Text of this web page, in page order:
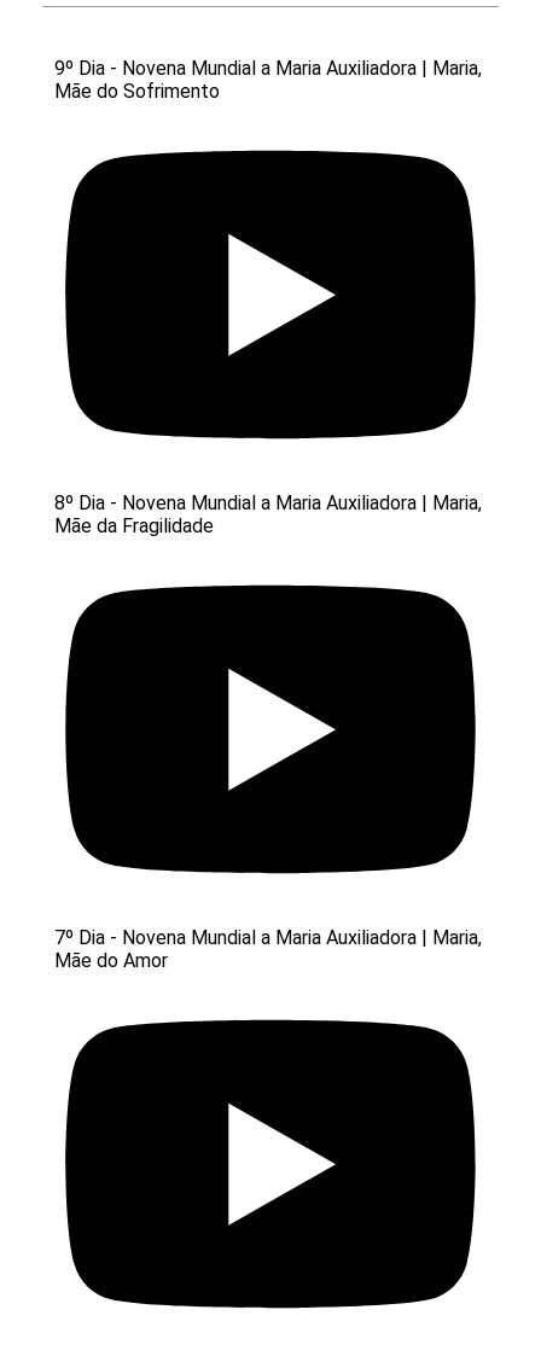
9º Dia - Novena Mundial a Maria Auxiliadora | Maria,
Mãe do Sofrimento
8º Dia - Novena Mundial a Maria Auxiliadora | Maria,
Mãe da Fragilidade
7º Dia - Novena Mundial a Maria Auxiliadora | Maria,
Mãe do Amor